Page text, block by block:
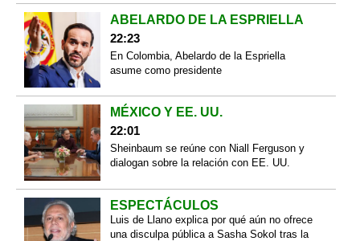
ABELARDO DE LA ESPRIELLA
22:23
En Colombia, Abelardo de la Espriella
asume como presidente
MÉXICO Y EE. UU.
22:01
Sheinbaum se reúne con Niall Ferguson y
dialogan sobre la relación con EE. UU.
ESPECTÁCULOS
Luis de Llano explica por qué aún no ofrece
una disculpa pública a Sasha Sokol tras la